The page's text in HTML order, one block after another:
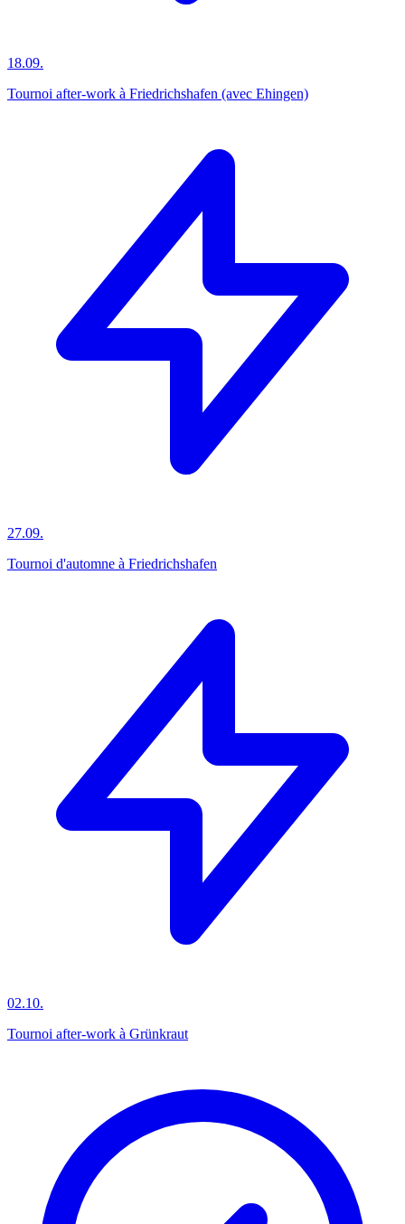
18.09.
Tournoi after-work à Friedrichshafen (avec Ehingen)
27.09.
Tournoi d'automne à Friedrichshafen
02.10.
Tournoi after-work à Grünkraut